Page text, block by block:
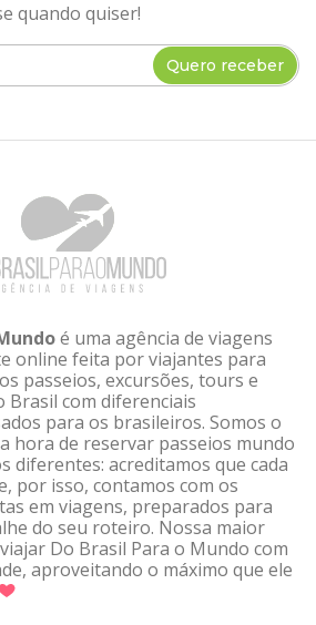
quando quiser!
Quero receber
é uma agência de viagens
online feita por viajantes para
passeios, excursões, tours e
Brasil com diferenciais
para os brasileiros. Somos o
hora de reservar passeios mundo
diferentes: acreditamos que cada
por isso, contamos com os
em viagens, preparados para
do seu roteiro. Nossa maior
Do Brasil Para o Mundo com
aproveitando o máximo que ele